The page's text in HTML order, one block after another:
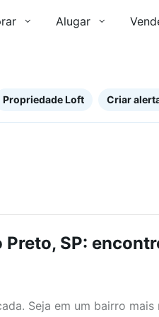
Alugar
Propriedade Loft Criar
SP:
Seja em um bairro